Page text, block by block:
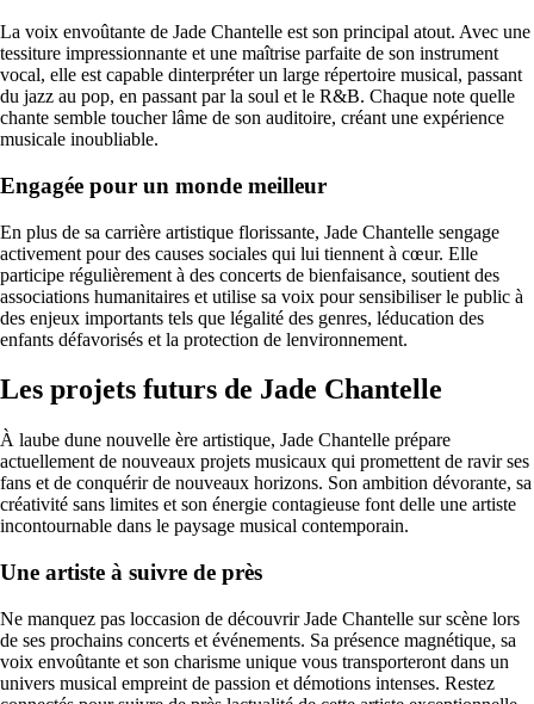
La voix envoûtante de Jade Chantelle est son principal atout. Avec une
tessiture impressionnante et une maîtrise parfaite de son instrument
vocal, elle est capable dinterpréter un large répertoire musical, passant
du jazz au pop, en passant par la soul et le R&B. Chaque note quelle
chante semble toucher lâme de son auditoire, créant une expérience
musicale inoubliable.
Engagée pour un monde meilleur
En plus de sa carrière artistique florissante, Jade Chantelle sengage
activement pour des causes sociales qui lui tiennent à cœur. Elle
participe régulièrement à des concerts de bienfaisance, soutient des
associations humanitaires et utilise sa voix pour sensibiliser le public à
des enjeux importants tels que légalité des genres, léducation des
enfants défavorisés et la protection de lenvironnement.
Les projets futurs de Jade Chantelle
À laube dune nouvelle ère artistique, Jade Chantelle prépare
actuellement de nouveaux projets musicaux qui promettent de ravir ses
fans et de conquérir de nouveaux horizons. Son ambition dévorante, sa
créativité sans limites et son énergie contagieuse font delle une artiste
incontournable dans le paysage musical contemporain.
Une artiste à suivre de près
Ne manquez pas loccasion de découvrir Jade Chantelle sur scène lors
de ses prochains concerts et événements. Sa présence magnétique, sa
voix envoûtante et son charisme unique vous transporteront dans un
univers musical empreint de passion et démotions intenses. Restez